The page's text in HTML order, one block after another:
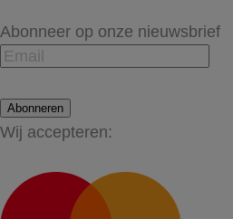
Abonneer op onze nieuwsbrief
Abonneren
Wij accepteren: